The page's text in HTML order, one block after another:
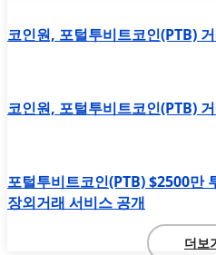
코인원, 포털투비트코인(PTB)
코인원, 포털투비트코인(PTB)
포털투비트코인(PTB) $2500만
장외거래 서비스 공개
더보